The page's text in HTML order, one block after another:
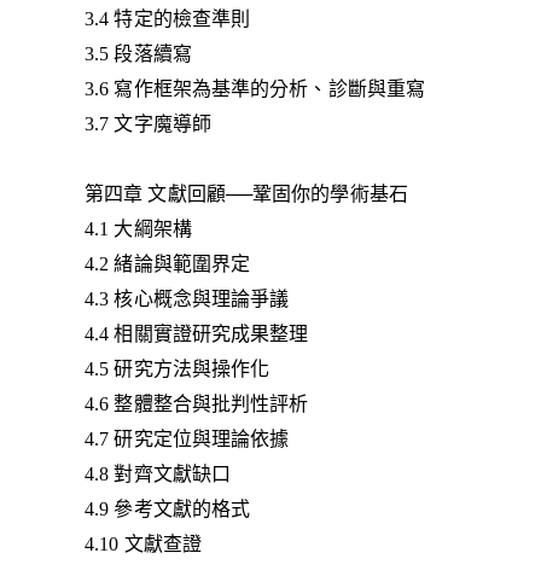
3.4 特定的檢查準則
3.5 段落續寫
3.6 寫作框架為基準的分析、診斷與重寫
3.7 文字魔導師
第四章 文獻回顧──鞏固你的學術基石
4.1 大綱架構
4.2 緒論與範圍界定
4.3 核心概念與理論爭議
4.4 相關實證研究成果整理
4.5 研究方法與操作化
4.6 整體整合與批判性評析
4.7 研究定位與理論依據
4.8 對齊文獻缺口
4.9 參考文獻的格式
4.10 文獻查證